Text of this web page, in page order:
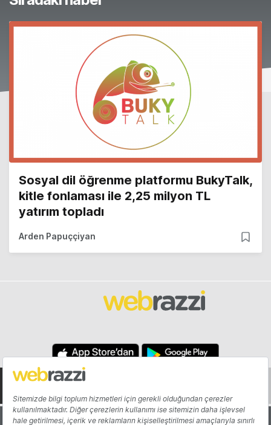
Sosyal dil öğrenme platformu BukyTalk,
kitle fonlaması ile 2,25 milyon TL
yatırım topladı
Arden Papuççiyan